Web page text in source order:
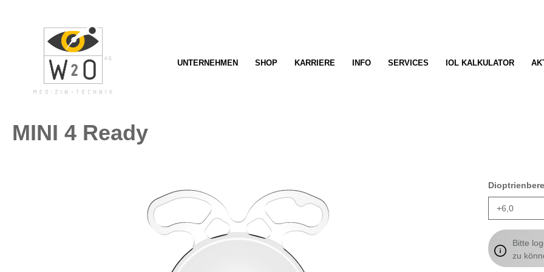
UNTERNEHMEN SHOP KARRIERE INFO SERVICES IOL KALKULATOR
MINI 4 Ready
Bitte
zu